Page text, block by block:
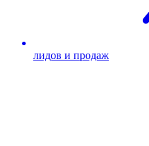
лидов и продаж